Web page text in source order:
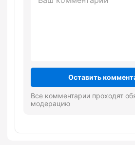
Оставить
Все комментарии проходят
модерацию